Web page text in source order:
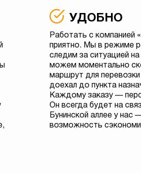
УДОБНО
Работать с компанией
приятно. Мы в режиме
следим за ситуацией
можем моментально
маршрут для
доехал до пункта
Каждому заказу —
Он всегда будет на
Бунинской аллее у нас
возможность